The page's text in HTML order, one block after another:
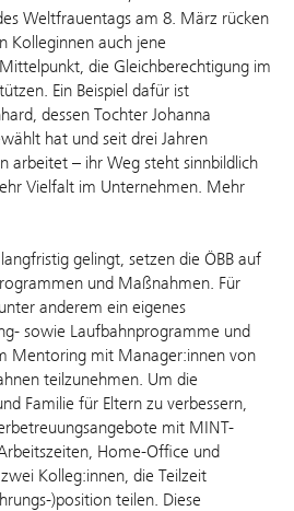
Weltfrauentags am 8. März rücken
Kolleginnen auch jene
die Gleichberechtigung im
Ein Beispiel dafür ist
dessen Tochter Johanna
hat und seit drei Jahren
arbeitet – ihr Weg steht sinnbildlich
Vielfalt im Unternehmen. Mehr
gelingt, setzen die ÖBB auf
und Maßnahmen. Für
anderem ein eigenes
sowie Laufbahnprogramme und
Mentoring mit Manager:innen von
teilzunehmen. Um die
Familie für Eltern zu verbessern,
mit MINT-
Home-Office und
Kolleg:innen, die Teilzeit
)position teilen. Diese